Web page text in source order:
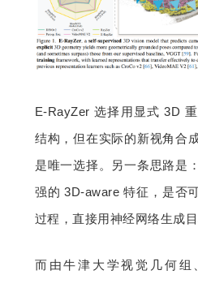
E-RayZer 选择用显式 3D
结构，但在实际的新视角合
是唯一选择。另一条思路是
强的 3D-aware 特征，是否
过程，直接用神经网络生成目
而由牛津大学视觉几何组